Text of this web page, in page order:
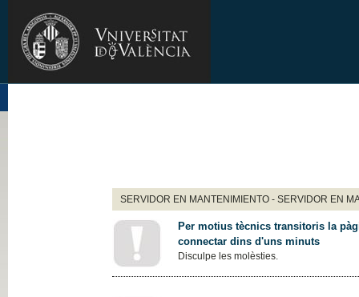
SERVIDOR EN MANTENIMIENTO - SERVIDOR EN
Per motius tècnics transitoris la
connectar dins d'uns minuts
Disculpe les molèsties.